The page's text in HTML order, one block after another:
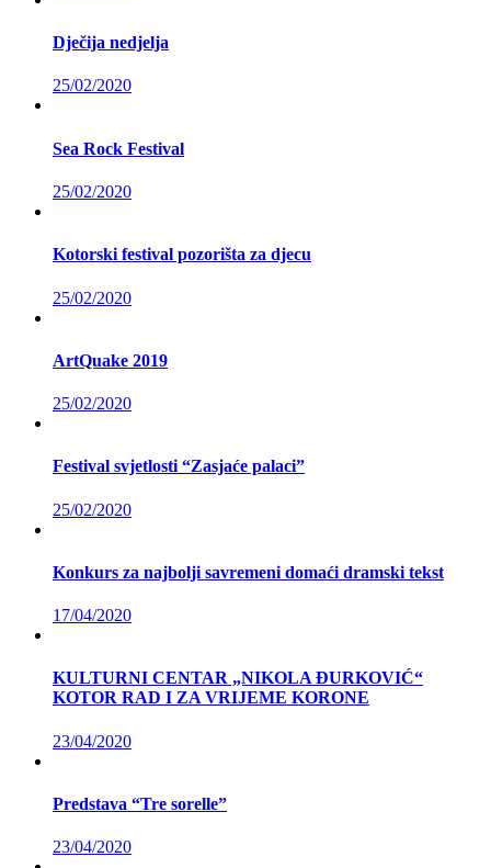
Dječija nedjelja
25/02/2020
Sea Rock Festival
25/02/2020
Kotorski festival pozorišta za djecu
25/02/2020
ArtQuake 2019
25/02/2020
Festival svjetlosti “Zasjaće palaci”
25/02/2020
Konkurs za najbolji savremeni domaći dramski tekst
17/04/2020
KULTURNI CENTAR „NIKOLA ĐURKOVIĆ“
KOTOR RAD I ZA VRIJEME KORONE
23/04/2020
Predstava “Tre sorelle”
23/04/2020